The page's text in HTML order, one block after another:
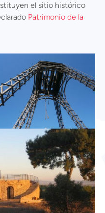
el sitio histórico
Patrimonio de la